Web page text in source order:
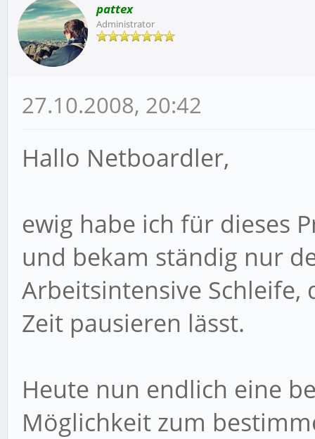
pattex
Administrator
27.10.2008, 20:42
Hallo Netboardler,
ewig habe ich für dieses
und bekam ständig nur
Arbeitsintensive
Zeit pausieren lässt.
Heute nun endlich eine
Möglichkeit zum